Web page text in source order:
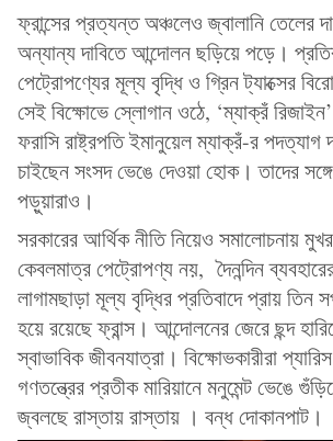
ফ্রান্সের প্রত্যন্ত অঞ্চলেও জ্বালানি তেলের
অন্যান্য দাবিতে আন্দোলন ছড়িয়ে পড়ে।
পেট্রোপণ্যের মূল্য বৃদ্ধি ও গ্রিন ট্যাক্সের
সেই বিক্ষোভে স্লোগান ওঠে, ‘ম্যাক্রঁ
ফরাসি রাষ্ট্রপতি ইমানুয়েল ম্যাক্রঁ-র পদত্যাগ
চাইছেন সংসদ ভেঙে দেওয়া হোক। তাদের
পড়ুয়ারাও।
সরকারের আর্থিক নীতি নিয়েও সমালোচনায়
কেবলমাত্র পেট্রোপণ্য নয়, দৈনন্দিন
লাগামছাড়া মূল্য বৃদ্ধির প্রতিবাদে প্রায়
হয়ে রয়েছে ফ্রান্স। আন্দোলনের জেরে ছন্দ
স্বাভাবিক জীবনযাত্রা। বিক্ষোভকারীরা
গণতন্ত্রের প্রতীক মারিয়ানে মনুমেন্ট ভেঙে
জ্বলছে রাস্তায় রাস্তায় । বন্ধ দোকানপাট।